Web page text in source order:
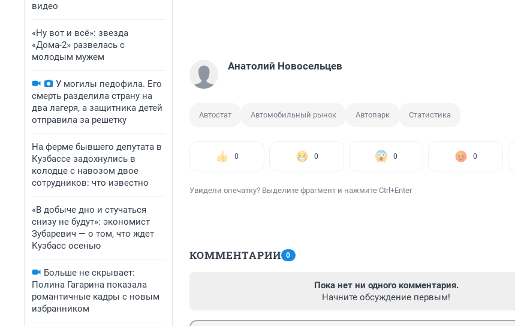
видео
«Ну вот и всё»: звезда
«Дома-2» развелась с
молодым мужем
У могилы педофила. Его
смерть разделила страну на
два лагеря, а защитника детей
отправила за решетку
На ферме бывшего депутата в
Кузбассе задохнулись в
колодце с навозом двое
сотрудников: что известно
«В добыче дно и стучаться
снизу не будут»: экономист
Зубаревич — о том, что ждет
Кузбасс осенью
Больше не скрывает:
Полина Гагарина показала
романтичные кадры с новым
избранником
Анатолий Новосельцев
Автостат Автомобильный рынок Автопарк Статистика
0 0 0 0
Увидели опечатку? Выделите фрагмент и нажмите Ctrl+Enter
КОММЕНТАРИИ 0
Пока нет ни одного комментария.
Начните обсуждение первым!